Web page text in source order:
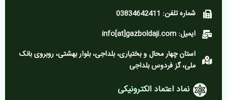
شماره تلفن: 03834642411
ایمیل: info[at]gazboldaji.com
استان چهار محال و بختیاری، بلداجی، بلوار بهشتی، روبروی بانک
ملی، گز فردوس بلداجی
نماد اعتماد الکترونیکی